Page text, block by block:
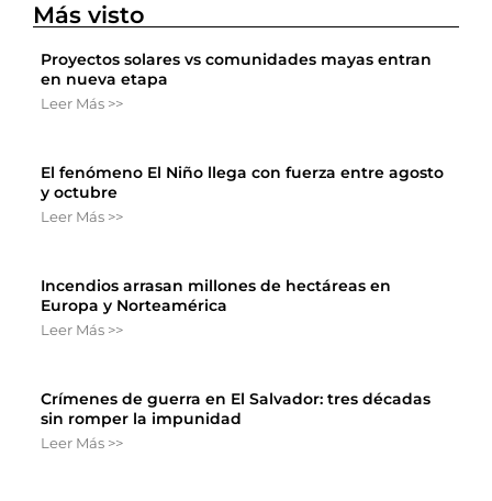
Más visto
Proyectos solares vs comunidades mayas entran
en nueva etapa
Leer Más >>
El fenómeno El Niño llega con fuerza entre agosto
y octubre
Leer Más >>
Incendios arrasan millones de hectáreas en
Europa y Norteamérica
Leer Más >>
Crímenes de guerra en El Salvador: tres décadas
sin romper la impunidad
Leer Más >>